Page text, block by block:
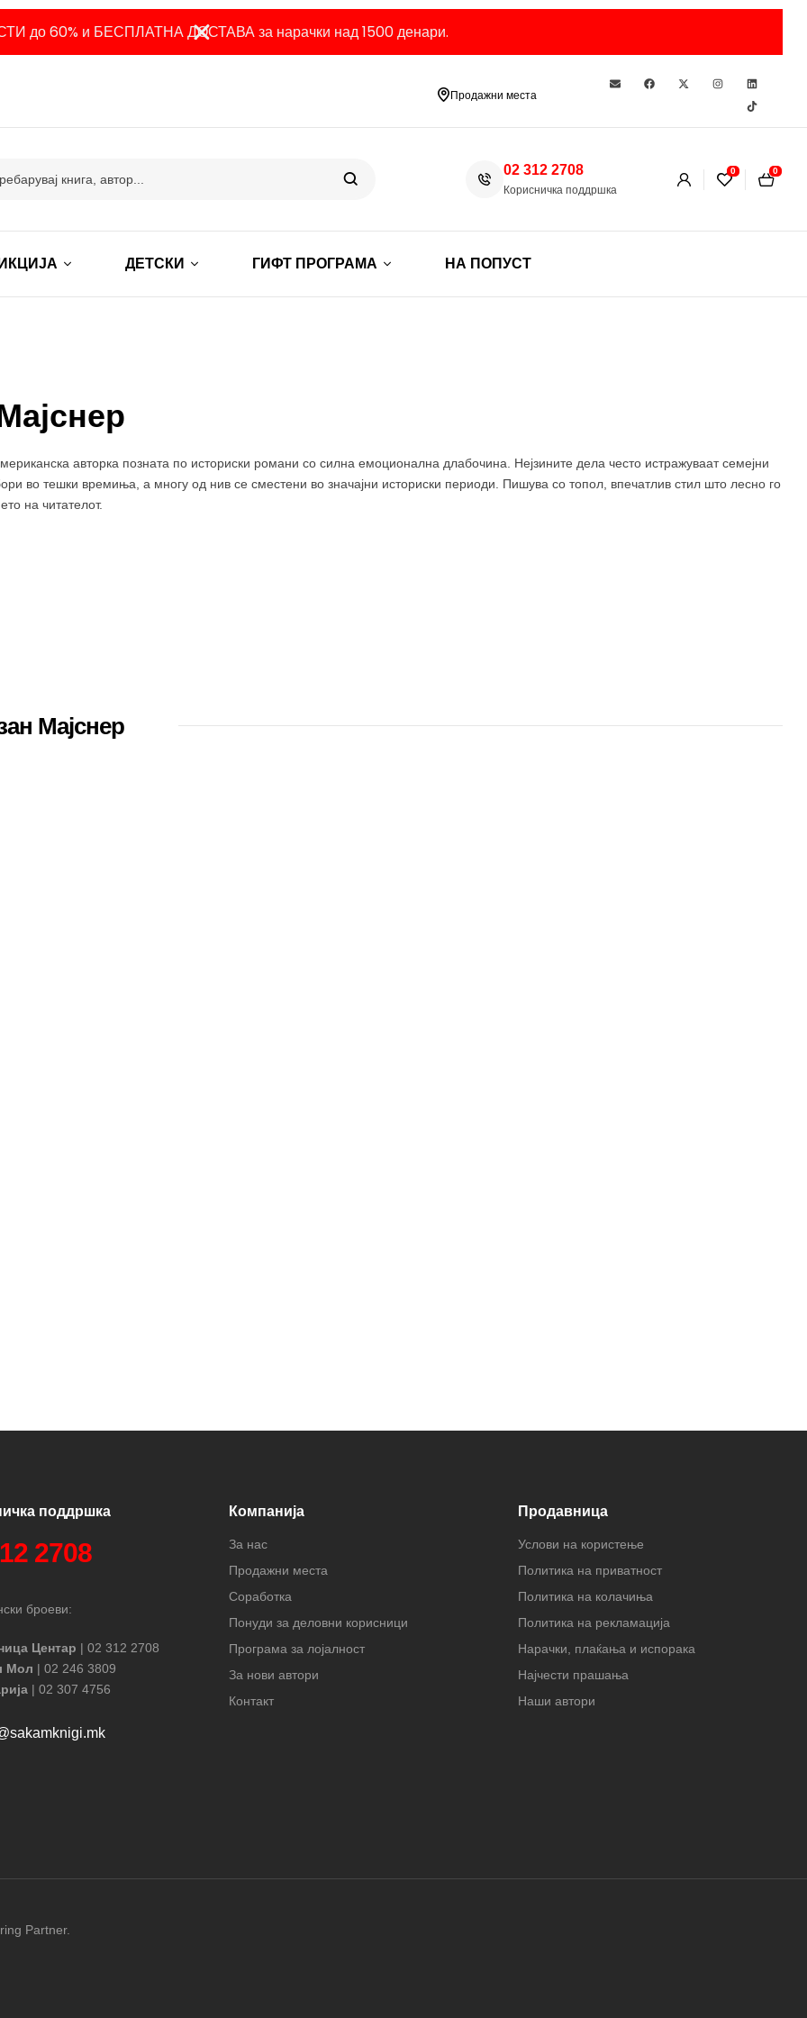
до 60% и БЕСПЛАТНА ДОСТАВА за нарачки над 1500 денари.
Продажни места
02 312 2708
Корисничка поддршка
0 0
ДЕТСКИ ГИФТ ПРОГРАМА НА ПОПУСТ
авторка позната по историски романи со силна емоционална длабочина. Нејзините дела често истражуваат семејни
во тешки времиња, а многу од нив се сместени во значајни историски периоди. Пишува со топол, впечатлив стил што лесно го
на читателот.
Мајснер
поддршка
2708
броеви:
Центар | 02 312 2708
Мол | 02 246 3809
| 02 307 4756
Компанија
За нас
Продажни места
Соработка
Понуди за деловни корисници
Програма за лојалност
За нови автори
Контакт
Продавница
Услови на користење
Политика на приватност
Политика на колачиња
Политика на рекламација
Нарачки, плаќања и испорака
Најчести прашања
Наши автори
Partner.